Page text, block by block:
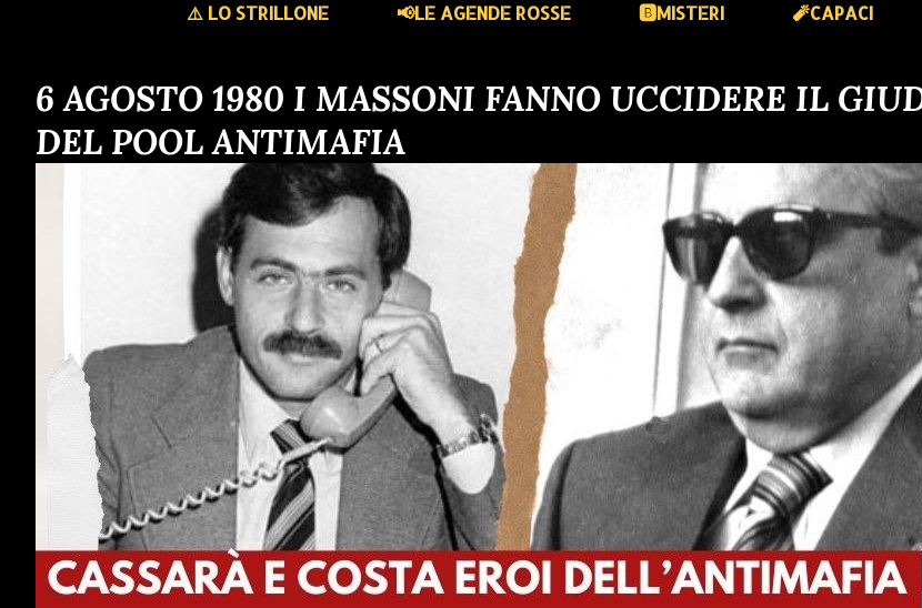
⚠️ LO STRILLONE
📢LE AGENDE ROSSE 🅱️MISTERI 🧨CAPACI
P
o
6 AGOSTO 1980 I MASSONI FANNO UCCIDERE IL
DEL POOL ANTIMAFIA